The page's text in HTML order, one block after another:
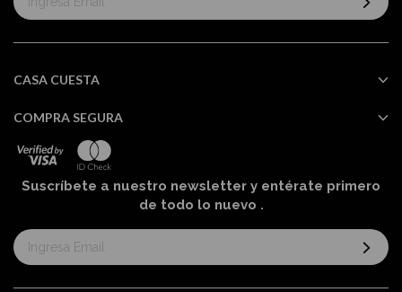
al
informativo:
CASA CUESTA
COMPRA SEGURA
Suscríbete a nuestro newsletter y entérate primero
de todo lo nuevo .
Suscríbase
al
informativo: